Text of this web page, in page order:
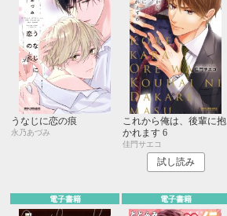
うなじに恋の痕
永乃あづみ
これから俺は、後輩に抱
かれます 6
佳門サエコ
試し読み
電子書籍 電子書籍